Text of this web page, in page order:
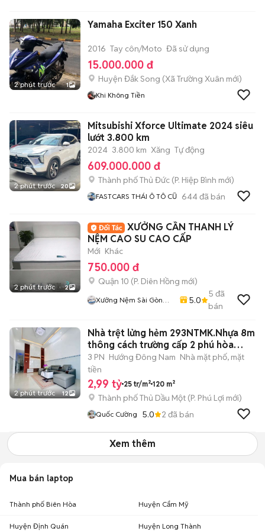
2 phút trước 1
Yamaha Exciter 150 Xanh
2016 Tay côn/Moto Đã sử dụng
15.000.000 đ
Huyện Đắk Song (Xã Trường Xuân mới)
Khi Không Tiền
2 phút trước 20
Mitsubishi Xforce Ultimate 2024 siêu
lướt 3.800 km
2024 3.800 km Xăng Tự động
609.000.000 đ
Thành phố Thủ Đức (P. Hiệp Bình mới)
FASTCARS THÁI Ô TÔ CŨ 644đã bán
2 phút trước 2
XƯỞNG CẦN THANH LÝ
NỆM CAO SU CAO CẤP
Mới Khác
750.000 đ
Quận 10 (P. Diên Hồng mới)
Xưởng Nệm Sài Gòn
5.0
5 đã
bán
2 phút trước 12
Nhà trệt lửng hẻm 293NTMK.Nhựa 8m
thông cách trường cấp 2 phú hòa
500m
3 PN Hướng Đông Nam Nhà mặt phố, mặt
tiền
2,99 tỷ 25 tr/m² 120 m²
Thành phố Thủ Dầu Một (P. Phú Lợi mới)
Quốc Cường 5.0 2 đã bán
Xem thêm
Mua bán laptop
Thành phố Biên Hòa Huyện Cẩm Mỹ
Huyện Định Quán Huyện Long Thành